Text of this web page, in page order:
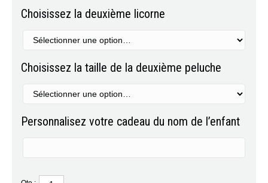
Choisissez la deuxième licorne
Choisissez la taille de la deuxième peluche
Personnalisez votre cadeau du nom de l’enfant